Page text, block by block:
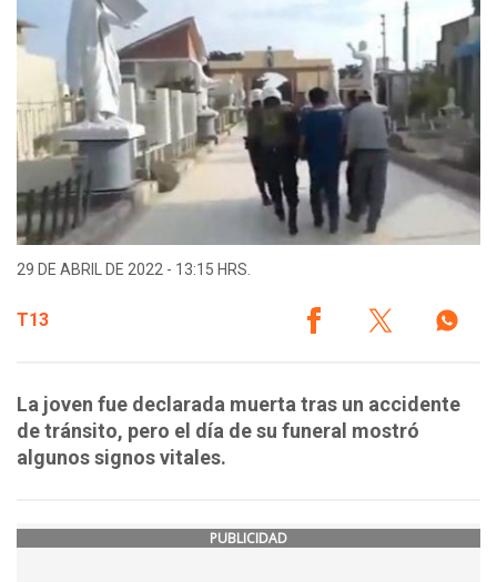
29 DE ABRIL DE 2022 - 13:15 HRS.
T13
La joven fue declarada muerta tras un accidente
de tránsito, pero el día de su funeral mostró
algunos signos vitales.
PUBLICIDAD